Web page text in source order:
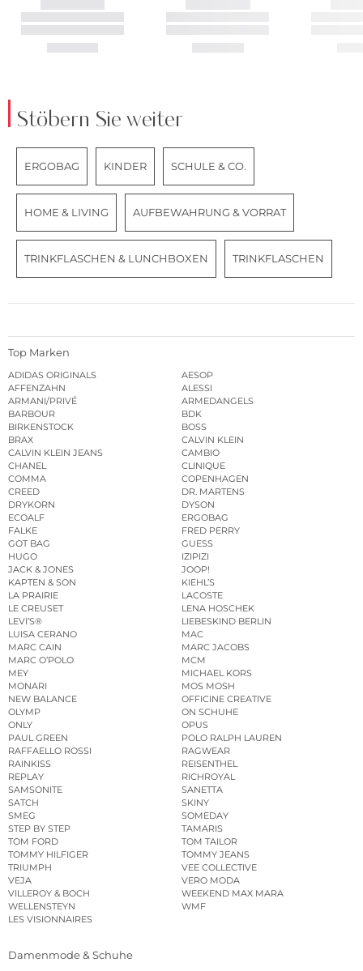
Stöbern Sie weiter
ERGOBAG KINDER SCHULE & CO.
HOME & LIVING AUFBEWAHRUNG & VORRAT
TRINKFLASCHEN & LUNCHBOXEN TRINKFLASCHEN
Top Marken
ADIDAS ORIGINALS
AESOP
AFFENZAHN
ALESSI
ARMANI/PRIVÉ
ARMEDANGELS
BARBOUR
BDK
BIRKENSTOCK
BOSS
BRAX
CALVIN KLEIN
CALVIN KLEIN JEANS
CAMBIO
CHANEL
CLINIQUE
COMMA
COPENHAGEN
CREED
DR. MARTENS
DRYKORN
DYSON
ECOALF
ERGOBAG
FALKE
FRED PERRY
GOT BAG
GUESS
HUGO
IZIPIZI
JACK & JONES
JOOP!
KAPTEN & SON
KIEHL’S
LA PRAIRIE
LACOSTE
LE CREUSET
LENA HOSCHEK
LEVI’S®
LIEBESKIND BERLIN
LUISA CERANO
MAC
MARC CAIN
MARC JACOBS
MARC O’POLO
MCM
MEY
MICHAEL KORS
MONARI
MOS MOSH
NEW BALANCE
OFFICINE CREATIVE
OLYMP
ON SCHUHE
ONLY
OPUS
PAUL GREEN
POLO RALPH LAUREN
RAFFAELLO ROSSI
RAGWEAR
RAINKISS
REISENTHEL
REPLAY
RICHROYAL
SAMSONITE
SANETTA
SATCH
SKINY
SMEG
SOMEDAY
STEP BY STEP
TAMARIS
TOM FORD
TOM TAILOR
TOMMY HILFIGER
TOMMY JEANS
TRIUMPH
VEE COLLECTIVE
VEJA
VERO MODA
VILLEROY & BOCH
WEEKEND MAX MARA
WELLENSTEYN
WMF
LES VISIONNAIRES
Damenmode & Schuhe